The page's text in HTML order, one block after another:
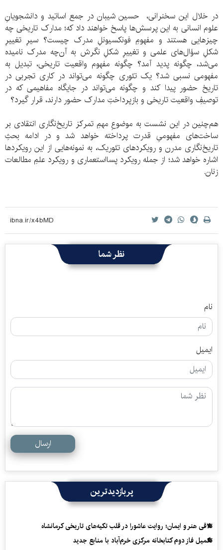
در خلال این سخنرانی، حسین شیبان در جمع اساتید و دانشجویانِ
علوم انسانی به این پرسش‌ها پاسخ خواهند داد که؛ مدارک تاریخی چه
چیزهایی هستند و مفهومِ فونکسیونلِ مدرک چیست؟ سیرِ تغییرِ
شکلِ سؤال‌های علمی و تغییرِ شکلِ نگرش به آن‌چه مدرک نامیده
می‌شد، چگونه پدید آمد؟ چگونه مفهوم واقعیت تاریخی، تبدیل به
مفهومی نسبی شد؟ یک تئوری چگونه می‌تواند در کاری تجربی در
تاریخ حضور پیدا کند و چگونه می‌تواند در جایگاه مفاهیمی که در
توصیفِ واقعیت تاریخی و بازپرداختِ مدارک حضور دارند، قرار گیرد؟
هم‌چنین در این نشست به موضوعِ مهمِ تمرکز تاریخ‌نگاری انتقادی بر
ساخت‌های مفهومیِ قدرت پرداخته خواهد شد و در ادامه بحثِ
تاریخ‌نگاری مدرن و رویکردهای تئوریک، به نمونه‌هایی از این رویکردها
اشاره خواهد شد؛ از جمله رویکرد پسااستعماری و رویکرد علمِ مطالعات
زنان.
نظر شما
نام
ایمیل
ارسال
پربازدیدترین
تلاقی هنر و ایمان؛ روایت عاشورا در قلب تکیه‌های تاریخی کرمانشاه
تکمیل فاز دوم کتابخانه مرکزی خرم‌آباد با منابع جدید